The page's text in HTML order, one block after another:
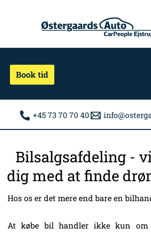
Book tid
+45 73 70 70 40
Bilsalgsafdeling -
dig med at finde
Hos os er det mere end bare en
At købe bil handler ikke kun om